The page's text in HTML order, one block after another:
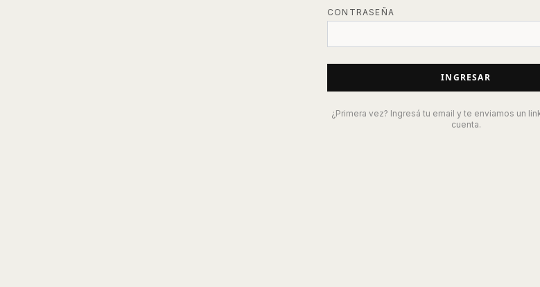
CONTRASEÑA
INGRESAR
¿Primera vez? Ingresá tu email y te enviamos un
cuenta.